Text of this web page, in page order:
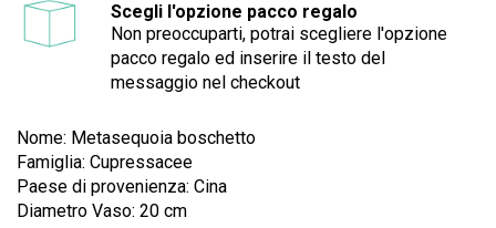
Scegli l'opzione pacco regalo
Non preoccuparti, potrai scegliere l'opzione
pacco regalo ed inserire il testo del
messaggio nel checkout
Nome: Metasequoia boschetto
Famiglia: Cupressacee
Paese di provenienza: Cina
Diametro Vaso: 20 cm